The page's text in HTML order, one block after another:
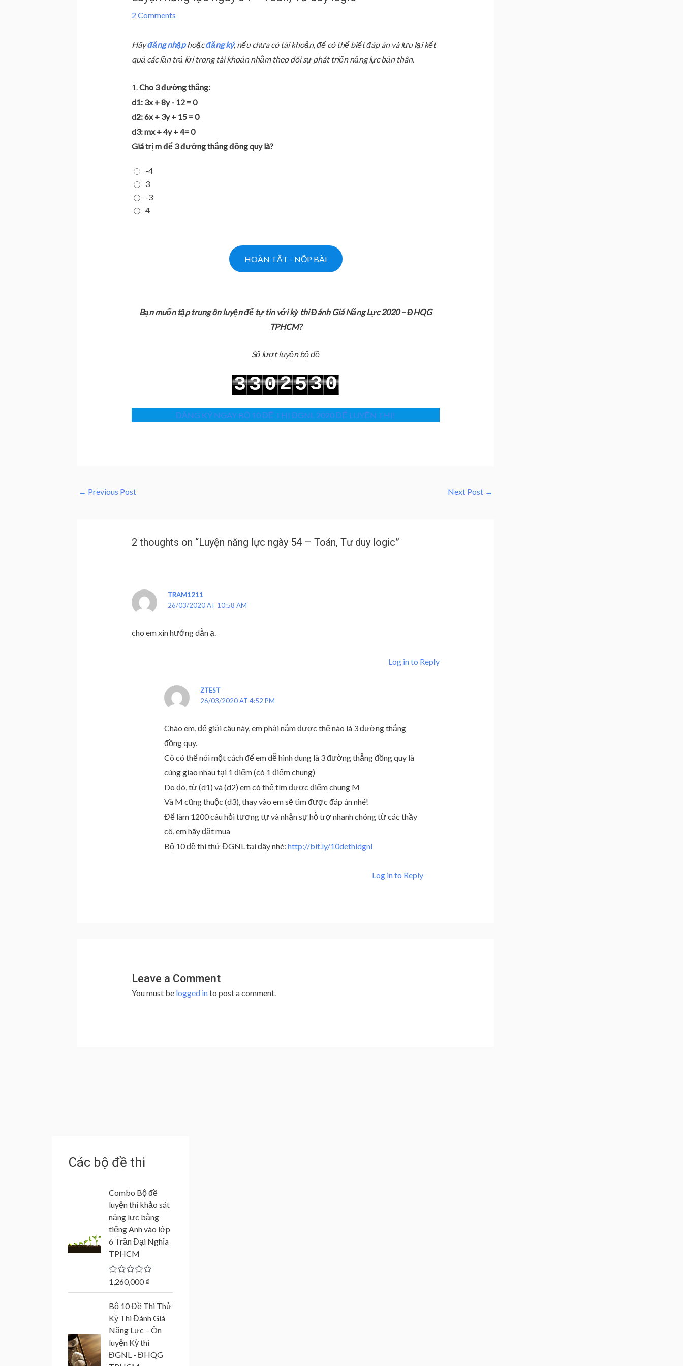
2 Comments
Hãyđăng nhậphoặcđăng ký, nếu chưa có tài khoản, để có thể biết đáp án và lưu lại kết
quả các lần trả lời trong tài khoản nhằm theo dõi sự phát triển năng lực bản thân.
1.Cho 3 đường thẳng:
d1: 3x + 8y - 12 = 0
d2: 6x + 3y + 15 = 0
d3: mx + 4y + 4= 0
Giá trị m để 3 đường thẳng đồng quy là?
-4
3
-3
4
Bạn muốn tập trung ôn luyện để tự tin với kỳ thi Đánh Giá Năng Lực 2020 – ĐHQG
TPHCM?
Số lượt luyện bộ đề
3
4
3
4
0
1
2
3
5
64
3
1
0
ĐĂNG KÝ NGAY BỘ 10 ĐỀ THI ĐGNL 2020 ĐỂ LUYỆN THI!
← Previous Post Next Post →
2 thoughts on “Luyện năng lực ngày 54 – Toán, Tư duy logic”
TRAM1211
26/03/2020 AT 10:58 AM
cho em xin hướng dẫn ạ.
Log in to Reply
ZTEST
26/03/2020 AT 4:52 PM
Chào em, để giải câu này, em phải nắm được thế nào là 3 đường thẳng
đồng quy.
Cô có thể nói một cách để em dễ hình dung là 3 đường thẳng đồng quy là
cùng giao nhau tại 1 điểm (có 1 điểm chung)
Do đó, từ (d1) và (d2) em có thể tìm được điểm chung M
Và M cũng thuộc (d3), thay vào em sẽ tìm được đáp án nhé!
Để làm 1200 câu hỏi tương tự và nhận sự hỗ trợ nhanh chóng từ các thầy
cô, em hãy đặt mua
Bộ 10 đề thi thử ĐGNL tại đây nhé: http://bit.ly/10dethidgnl
Log in to Reply
Leave a Comment
You must be logged into post a comment.
Các bộ đề thi
Combo Bộ đề
luyện thi khảo sát
năng lực bằng
tiếng Anh vào lớp
6 Trần Đại Nghĩa
TPHCM
R
e
0
o
t
o
1,260,000₫
Bộ 10 Đề Thi Thử
Kỳ Thi Đánh Giá
Năng Lực – Ôn
luyện Kỳ thi
ĐGNL - ĐHQG